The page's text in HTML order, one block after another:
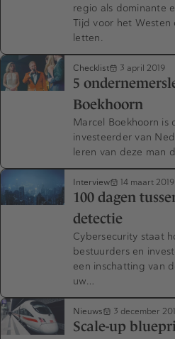
regio als dominante
Tijd voor het
letten.
Checklist 3 april 2019
5
Boekhoorn
Marcel Boekhoorn is
investeerder van
leren van deze man
Interview 14 maart 2019
100 dagen
detectie
Cybersecurity staat
bestuurders en
een inschatting van
uw…
Nieuws 3 december
Scale-up